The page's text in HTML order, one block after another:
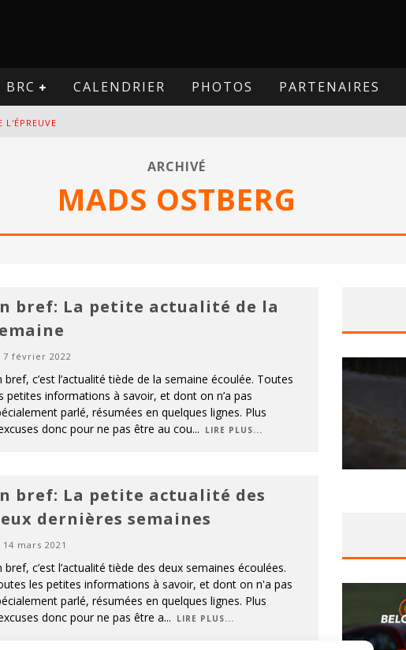
BRC CALENDRIER PHOTOS PARTENAIRES
L'ÉPREUVE
ARCHIVÉ
MADS OSTBERG
bref: La petite actualité de la
7 février 2022
bref, c’est l’actualité tiède de la semaine écoulée. Toutes
petites informations à savoir, et dont on n’a pas
parlé, résumées en quelques lignes. Plus
donc pour ne pas être au cou... LIRE PLUS...
bref: La petite actualité des
dernières semaines
14 mars 2021
bref, c’est l’actualité tiède des deux semaines écoulées.
les petites informations à savoir, et dont on n'a pas
parlé, résumées en quelques lignes. Plus
donc pour ne pas être a... LIRE PLUS...